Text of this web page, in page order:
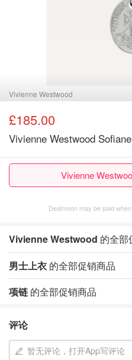
Vivienne Westwood
£185.00
Vivienne Westwood
Vivienne
Dealmoon may be paid
Vivienne Westwood 的全部
男士上衣 的全部促销商品
项链 的全部促销商品
评论
暂无评论，打开App写评论